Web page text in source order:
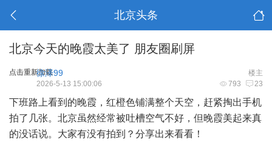
北京头条
北京今天的晚霞太美了 朋友圈刷屏
点击重新加载 楼主
徐泽99
793 23
2026-5-13 15:00:06
下班路上看到的晚霞，红橙色铺满整个天空，赶紧掏出手机
拍了几张。北京虽然经常被吐槽空气不好，但晚霞美起来真
的没话说。大家有没有拍到？分享出来看看！